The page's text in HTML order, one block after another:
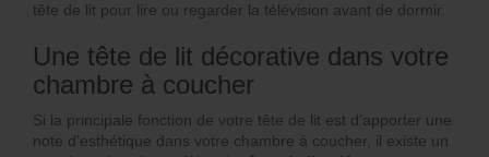
tête de lit pour lire ou regarder la télévision avant de dormir.
Une tête de lit décorative dans votre
chambre à coucher
Si la principale fonction de votre tête de lit est d’apporter une
note d’esthétique dans votre chambre à coucher, il existe un